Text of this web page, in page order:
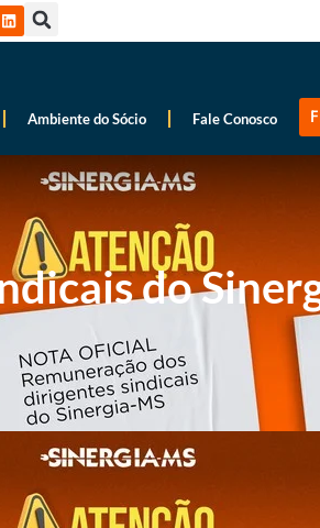
Ambiente do Sócio Fale Conosco
do